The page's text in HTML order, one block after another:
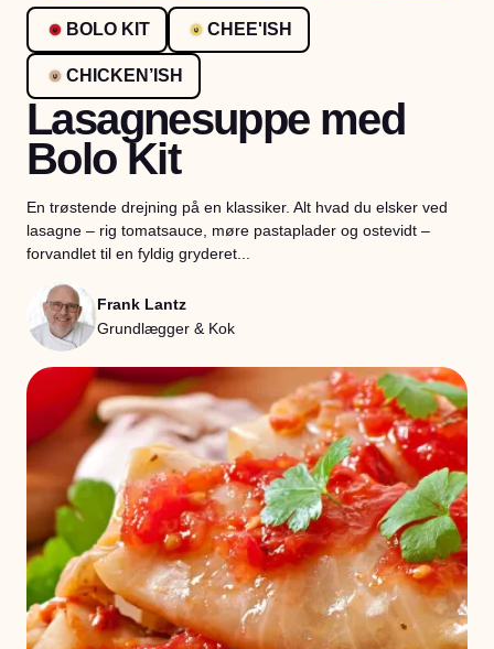
BOLO KIT CHEE'ISH
CHICKEN’ISH
Lasagnesuppe med
Bolo Kit
En trøstende drejning på en klassiker. Alt hvad du elsker ved
lasagne – rig tomatsauce, møre pastaplader og ostevidt –
forvandlet til en fyldig gryderet...
Frank Lantz
Grundlægger & Kok